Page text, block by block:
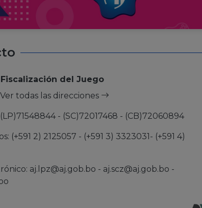
del Juego
Ver todas las direcciones
- (SC)72017468 - (CB)72060894
(+591 2) 2125057 - (+591 3) 3323031- (+591 4)
aj.lpz@aj.gob.bo - aj.scz@aj.gob.bo -